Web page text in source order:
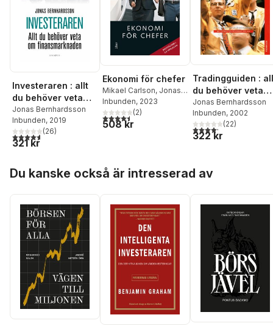
Investeraren : allt
du behöver veta
om
finansmarknaden
Jonas Bernhardsson
Inbunden, 2019
4,6utav 5 stjärnor. Totalt antal röster:
(26)
321 kr
Ekonomi för chefer
Mikael Carlson, Jonas
Bernhardsson
Inbunden, 2023
4,5utav 5 stjärnor. Totalt antal röster:
(2)
508 kr
Tradingguiden :
du behöver veta
om
finansmarknaden
Jonas Bernhardsson
Inbunden, 2002
4,2utav 5 stjärnor.
(22)
322 kr
Du kanske också är intresserad av